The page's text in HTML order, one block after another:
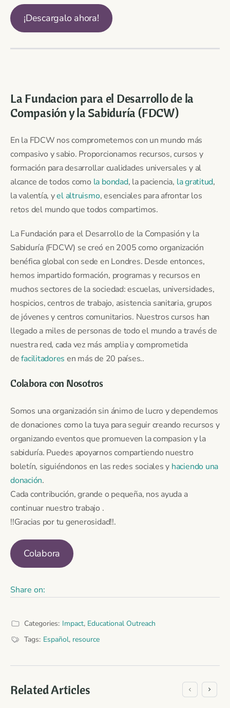
¡Descargalo ahora!
La Fundacion para el Desarrollo de la
Compasión y la Sabiduría (FDCW)
En la FDCW nos comprometemos con un mundo más
compasivo y sabio. Proporcionamos recursos, cursos y
formación para desarrollar cualidades universales y al
alcance de todos como la bondad, la paciencia, la gratitud,
la valentía, yel altruismo, esenciales para afrontar los
retos del mundo que todos compartimos.
La Fundación para el Desarrollo de la Compasión y la
Sabiduría (FDCW) se creó en 2005 como organización
benéfica global con sede en Londres. Desde entonces,
hemos impartido formación, programas y recursos en
muchos sectores de la sociedad: escuelas, universidades,
hospicios, centros de trabajo, asistencia sanitaria, grupos
de jóvenes y centros comunitarios. Nuestros cursos han
llegado a miles de personas de todo el mundo a través de
nuestra red, cada vez más amplia y comprometida
defacilitadores en más de 20 países..
Colabora con Nosotros
Somos una organización sin ánimo de lucro y dependemos
de donaciones como la tuya para seguir creando recursos y
organizando eventos que promueven la compasion y la
sabiduría. Puedes apoyarnos compartiendo nuestro
boletín, siguiéndonos en las redes sociales y haciendo una
donación.
Cada contribución, grande o pequeña, nos ayuda a
continuar nuestro trabajo .
!!Gracias por tu generosidad!!.
Colabora
Share on:
Categories: Impact, Educational Outreach
Tags: Español, resource
Related Articles